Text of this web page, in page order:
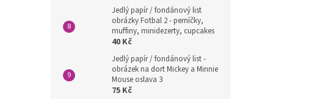
Jedlý papír / fondánový list
obrázky Fotbal 2 - perníčky,
muffiny, minidezerty, cupcakes
40 Kč
Jedlý papír / fondánový list -
obrázek na dort Mickey a Minnie
Mouse oslava 3
75 Kč